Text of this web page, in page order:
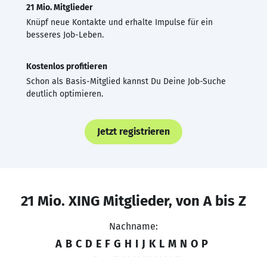
21 Mio. Mitglieder
Knüpf neue Kontakte und erhalte Impulse für ein
besseres Job-Leben.
Kostenlos profitieren
Schon als Basis-Mitglied kannst Du Deine Job-Suche
deutlich optimieren.
Jetzt registrieren
21 Mio. XING Mitglieder, von A bis Z
Nachname:
A B C D E F G H I J K L M N O P